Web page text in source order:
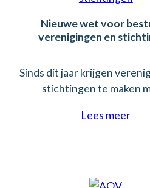
Nieuwe wet voor
verenigingen en
Sinds dit jaar krijgen
stichtingen te maken
Lees meer